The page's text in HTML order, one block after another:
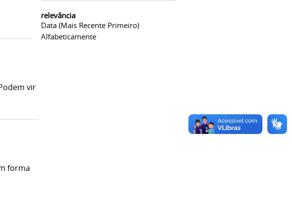
relevância
Data (mais Recente Primeiro)
Alfabeticamente
vir
forma